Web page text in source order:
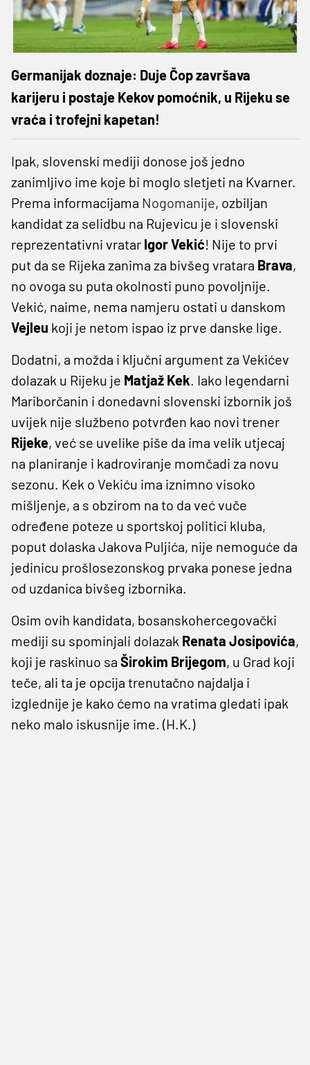
Germanijak doznaje: Duje Čop završava
karijeru i postaje Kekov pomoćnik, u Rijeku se
vraća i trofejni kapetan!
Ipak, slovenski mediji donose još jedno
zanimljivo ime koje bi moglo sletjeti na Kvarner.
Prema informacijama Nogomanije, ozbiljan
kandidat za selidbu na Rujevicu je i slovenski
reprezentativni vratar Igor Vekić! Nije to prvi
put da se Rijeka zanima za bivšeg vratara Brava,
no ovoga su puta okolnosti puno povoljnije.
Vekić, naime, nema namjeru ostati u danskom
Vejleu koji je netom ispao iz prve danske lige.
Dodatni, a možda i ključni argument za Vekićev
dolazak u Rijeku je Matjaž Kek. Iako legendarni
Mariborčanin i donedavni slovenski izbornik još
uvijek nije službeno potvrđen kao novi trener
Rijeke, već se uvelike piše da ima velik utjecaj
na planiranje i kadroviranje momčadi za novu
sezonu. Kek o Vekiću ima iznimno visoko
mišljenje, a s obzirom na to da već vuče
određene poteze u sportskoj politici kluba,
poput dolaska Jakova Puljića, nije nemoguće da
jedinicu prošlosezonskog prvaka ponese jedna
od uzdanica bivšeg izbornika.
Osim ovih kandidata, bosanskohercegovački
mediji su spominjali dolazak Renata Josipovića,
koji je raskinuo sa Širokim Brijegom, u Grad koji
teče, ali ta je opcija trenutačno najdalja i
izglednije je kako ćemo na vratima gledati ipak
neko malo iskusnije ime. (H.K.)